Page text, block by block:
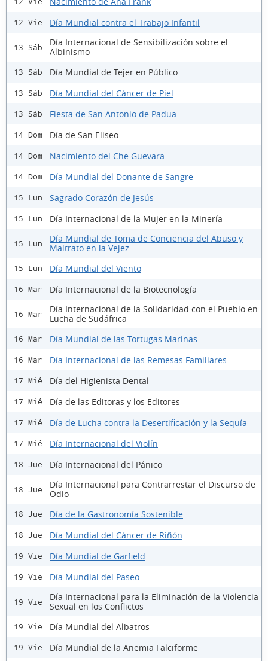
12 Vie Día Mundial contra el Trabajo Infantil
13 Sáb
Día Internacional de Sensibilización sobre el
Albinismo
13 Sáb Día Mundial de Tejer en Público
13 Sáb Día Mundial del Cáncer de Piel
13 Sáb Fiesta de San Antonio de Padua
14 Dom Día de San Eliseo
14 Dom Nacimiento del Che Guevara
14 Dom Día Mundial del Donante de Sangre
15 Lun Sagrado Corazón de Jesús
15 Lun Día Internacional de la Mujer en la Minería
15 Lun
Día Mundial de Toma de Conciencia del Abuso y
Maltrato en la Vejez
15 Lun Día Mundial del Viento
16 Mar Día Internacional de la Biotecnología
16 Mar
Día Internacional de la Solidaridad con el Pueblo en
Lucha de Sudáfrica
16 Mar Día Mundial de las Tortugas Marinas
16 Mar Día Internacional de las Remesas Familiares
17 Mié Día del Higienista Dental
17 Mié Día de las Editoras y los Editores
17 Mié Día de Lucha contra la Desertificación y la Sequía
17 Mié Día Internacional del Violín
18 Jue Día Internacional del Pánico
18 Jue
Día Internacional para Contrarrestar el Discurso de
Odio
18 Jue Día de la Gastronomía Sostenible
18 Jue Día Mundial del Cáncer de Riñón
19 Vie Día Mundial de Garfield
19 Vie Día Mundial del Paseo
19 Vie
Día Internacional para la Eliminación de la Violencia
Sexual en los Conflictos
19 Vie Día Mundial del Albatros
19 Vie Día Mundial de la Anemia Falciforme